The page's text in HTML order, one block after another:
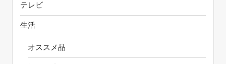
テレビ
生活
オススメ品